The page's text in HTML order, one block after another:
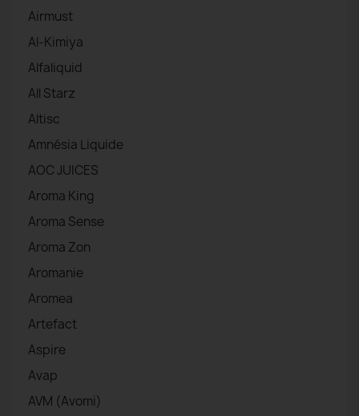
Airmust
Al-Kimiya
Alfaliquid
All Starz
Altisc
Amnésia Liquide
AOC JUICES
Aroma King
Aroma Sense
Aroma Zon
Aromanie
Aromea
Artefact
Aspire
Avap
AVM (Avomi)